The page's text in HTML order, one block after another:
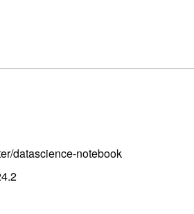
datascience-notebook